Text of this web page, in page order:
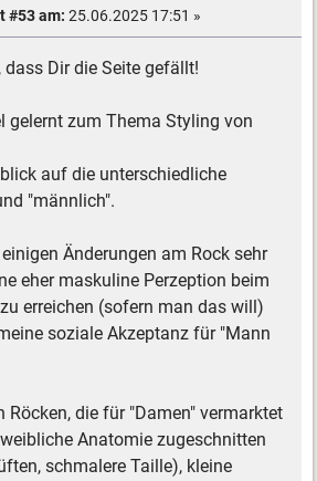
#53 am: 25.06.2025 17:51 »
Dir die Seite gefällt!
gelernt zum Thema Styling von
auf die unterschiedliche
"männlich".
Änderungen am Rock sehr
eher maskuline Perzeption beim
erreichen (sofern man das will)
soziale Akzeptanz für "Mann
Röcken, die für "Damen" vermarktet
Anatomie zugeschnitten
schmalere Taille), kleine